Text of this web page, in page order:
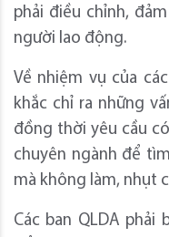
phải điều chỉnh,
người lao động.
Về nhiệm vụ của
khắc chỉ ra những
đồng thời yêu cầu
chuyên ngành để
mà không làm, nhụt
Các ban QLDA phải